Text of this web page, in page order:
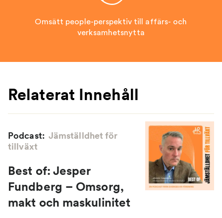
Omsätt people-perspektiv till affärs- och
verksamhetsnytta
Relaterat Innehåll
Podcast: Jämställdhet för
tillväxt
Best of: Jesper
Fundberg – Omsorg,
makt och maskulinitet